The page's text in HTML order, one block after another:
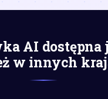
AI dostępna
w innych